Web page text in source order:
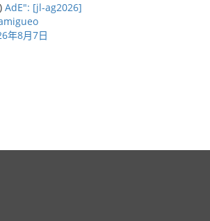
AdE": [jl-ag2026]
年8月7日